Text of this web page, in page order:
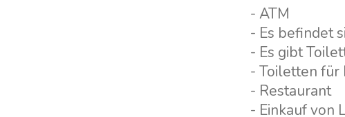
- ATM
- Es befindet
- Es gibt
- Toiletten für
- Restaurant
- Einkauf von
Unsere Flotte